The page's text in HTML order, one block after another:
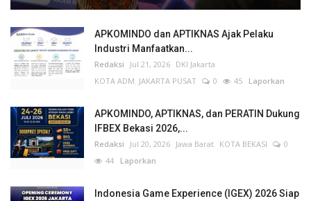
APKOMINDO dan APTIKNAS Ajak Pelaku
Industri Manfaatkan...
Redaksi Jul 21, 2026 DKI Jakarta
KOTA ADM. JAKARTA PUSAT
0 45 Laporkan
APKOMINDO, APTIKNAS, dan PERATIN Dukung
IFBEX Bekasi 2026,...
Redaksi Jul 20, 2026 Jawa Barat KOTA BEKASI
0
44 Laporkan
Indonesia Game Experience (IGEX) 2026 Siap